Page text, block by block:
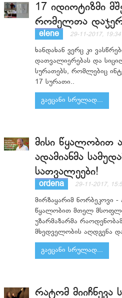
17 იდიოტიზმი
რომელთა
elene 29-11-2017, 19:34
ხანდახან ვერც კი
დათვალიერებას და
სურათებს, რომლებიც
17 სურათი..
გაეცანი სრულად...
მისი წყალობით
ადამიანმა
სათვალეები!
ordena 29-11-2017,
მირზაყარიმ ნორბეკოვი
წყალობით მთელ
უზარმაზარმა
მხედველობის აღდგენა
გაეცანი სრულად...
რატომ მიიჩნევა